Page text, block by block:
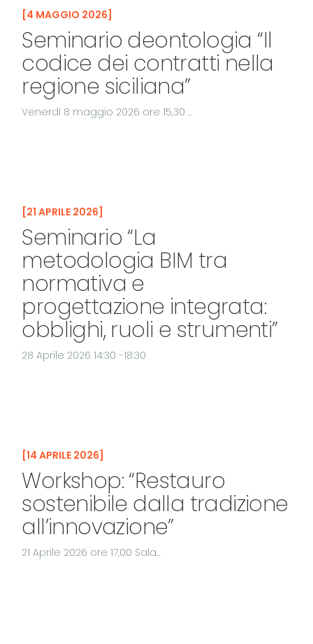
4 MAGGIO 2026
Seminario deontologia “Il
codice dei contratti nella
regione siciliana”
Venerdì 8 maggio 2026 ore 15,30 ...
21 APRILE 2026
Seminario “La
metodologia BIM tra
normativa e
progettazione integrata:
obblighi, ruoli e strumenti”
28 Aprile 2026 14:30 -18:30
14 APRILE 2026
Workshop: “Restauro
sostenibile dalla tradizione
all’innovazione”
21 Aprile 2026 ore 17,00 Sala...